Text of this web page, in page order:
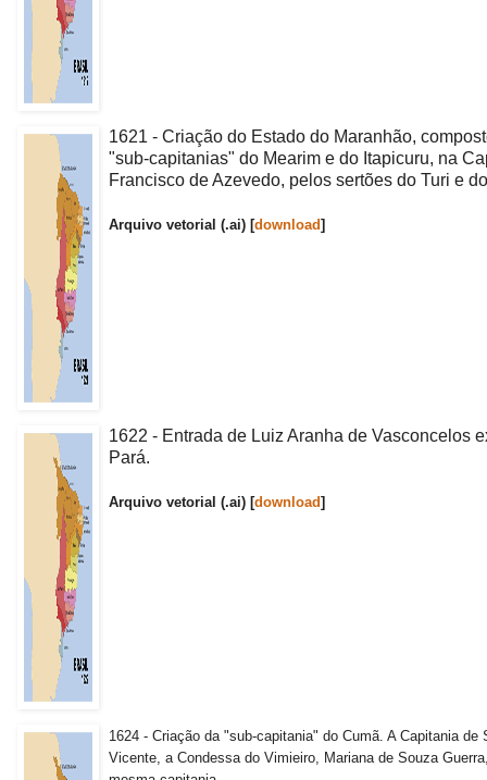
1621 - Criação do Estado do Maranhão,
"sub-capitanias" do Mearim e do Itapicuru, na
Francisco de Azevedo, pelos sertões do Turi e
Arquivo vetorial (.ai) [download]
1622 - Entrada de Luiz Aranha de Vasconcelos
Pará.
Arquivo vetorial (.ai) [download]
1624 - Criação da "sub-capitania" do Cumã. A Capitania
Vicente, a Condessa do Vimieiro, Mariana de Souza